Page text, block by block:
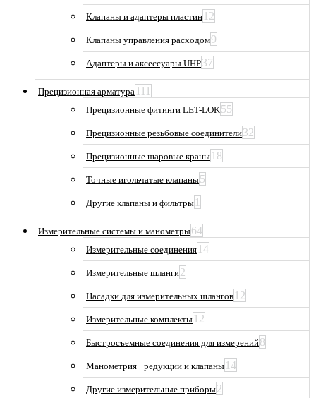
Клапаны и адаптеры пластин 12
Клапаны управления расходом9
Адаптеры и аксессуары UHP37
Прецизионная арматура 111
Прецизионные фитинги LET-LOK55
Прецизионные резьбовые соединители32
Прецизионные шаровые краны 18
Точные игольчатые клапаны5
Другие клапаны и фильтры 1
Измерительные системы и манометры64
Измерительные соединения 14
Измерительные шланги2
Насадки для измерительных шлангов 12
Измерительные комплекты 12
Быстросъемные соединения для измерений8
Манометрия_ редукции и клапаны 14
Другие измерительные приборы2